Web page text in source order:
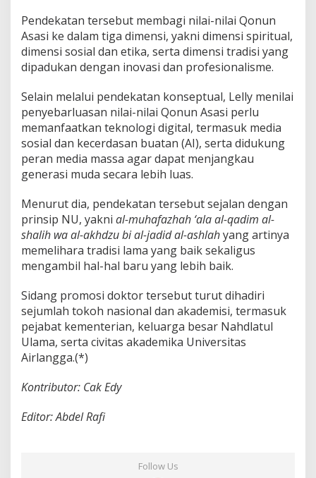
Pendekatan tersebut membagi nilai-nilai Qonun
Asasi ke dalam tiga dimensi, yakni dimensi spiritual,
dimensi sosial dan etika, serta dimensi tradisi yang
dipadukan dengan inovasi dan profesionalisme.
Selain melalui pendekatan konseptual, Lelly menilai
penyebarluasan nilai-nilai Qonun Asasi perlu
memanfaatkan teknologi digital, termasuk media
sosial dan kecerdasan buatan (AI), serta didukung
peran media massa agar dapat menjangkau
generasi muda secara lebih luas.
Menurut dia, pendekatan tersebut sejalan dengan
prinsip NU, yakni al-muhafazhah ‘ala al-qadim al-
shalih wa al-akhdzu bi al-jadid al-ashlahyang artinya
memelihara tradisi lama yang baik sekaligus
mengambil hal-hal baru yang lebih baik.
Sidang promosi doktor tersebut turut dihadiri
sejumlah tokoh nasional dan akademisi, termasuk
pejabat kementerian, keluarga besar Nahdlatul
Ulama, serta civitas akademika Universitas
Airlangga.(*)
Kontributor: Cak Edy
Editor: Abdel Rafi
Follow Us